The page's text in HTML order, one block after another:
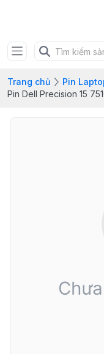
Trang chủ Pin
Pin Dell Precision 15